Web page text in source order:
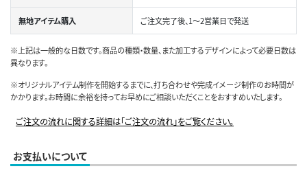
無地アイテム購入 ご注文完了後、1～2営業日で発送
※上記は一般的な日数です。商品の種類・数量、また加工するデザインによって必要日数は
異なります。
※オリジナルアイテム制作を開始するまでに、打ち合わせや完成イメージ制作のお時間が
かかります。お時間に余裕を持ってお早めにご相談いただくことをおすすめいたします。
ご注文の流れに関する詳細は「ご注文の流れ」をご覧ください。
お支払いについて